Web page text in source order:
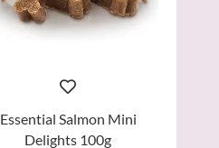
Essential Salmon Mini
Delights 100g